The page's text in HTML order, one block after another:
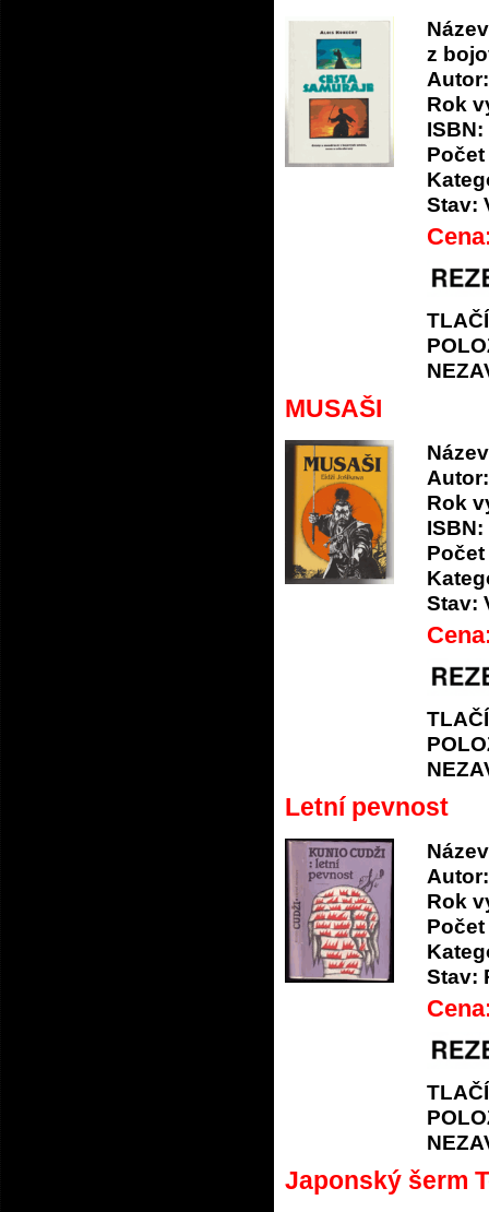
z
Autor:
Rok
ISBN:
Stav:
MUSAŠI
Autor:
Rok
ISBN:
Stav:
Letní pevnost
Autor:
Rok
Stav:
Japonský šerm